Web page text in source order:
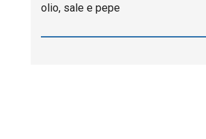
olio, sale e pepe